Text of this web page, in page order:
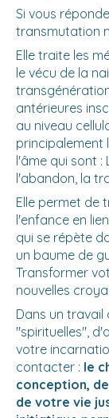
Si vous
transmutation
Elle traite les
le vécu de la
antérieures
au niveau
principalement
l'âme qui sont :
l'abandon, la
Elle permet de
l'enfance en
qui se répète
un baume de
Transformer
nouvelles
Dans un
"spirituelles",
votre
contacter : le
conception,
de votre vie